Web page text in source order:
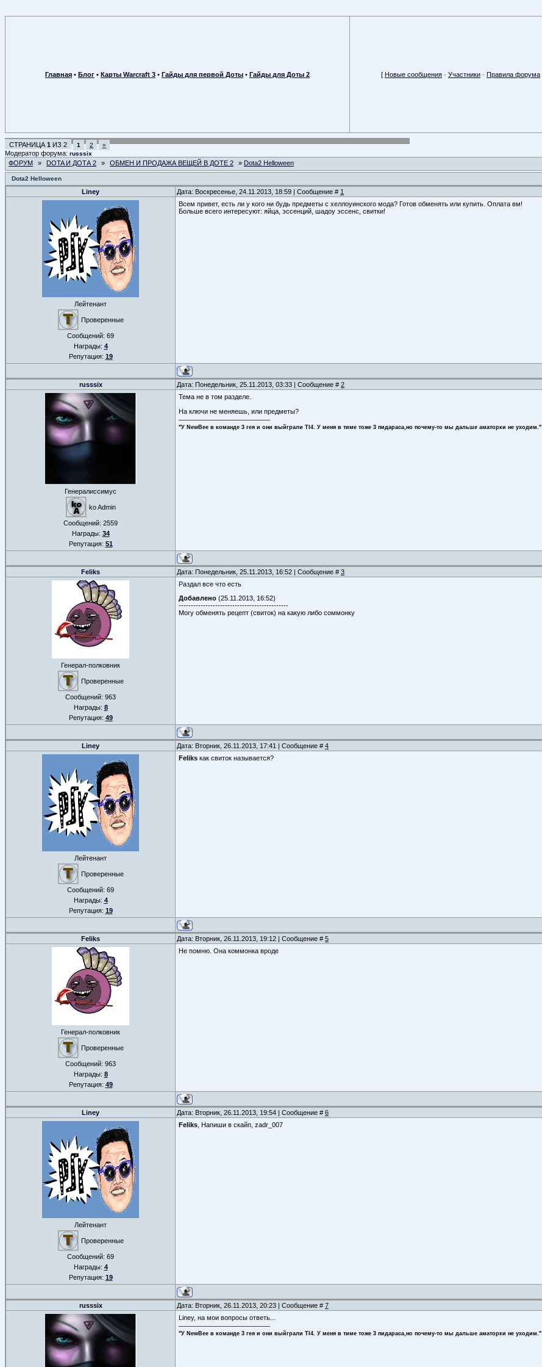
Главная • Блог • Карты Warcraft 3 • Гайды для первой Доты • Гайды для Доты 2 [ Новые сообщения · Участники · Правила форума
СТРАНИЦА 1 ИЗ 2 1 2 »
Модератор форума: russsix
ФОРУМ » DOTA И ДОТА 2 » ОБМЕН И ПРОДАЖА ВЕЩЕЙ В ДОТЕ 2 » Dota2 Helloween
Dota2 Helloween
Liney Дата: Воскресенье, 24.11.2013, 18:59 | Сообщение # 1
Лейтенант
Проверенные
Сообщений: 69
Награды: 4
Репутация: 19
Всем привет, есть ли у кого ни будь предметы с хеллоуинского мода? Готов обменять или купить. Оплата вм!
Больше всего интересуют: яйца, эссенций, шадоу эссенс, свитки!
russsix Дата: Понедельник, 25.11.2013, 03:33 | Сообщение # 2
Генералиссимус
ko Admin
Сообщений: 2559
Награды: 34
Репутация: 51
Тема не в том разделе.
На ключи не меняешь, или предметы?
"У NewBee в команде 3 гея и они выйграли TI4. У меня в тиме тоже 3 пидараса,но почему-то мы дальше аматорки не уходим."
Feliks Дата: Понедельник, 25.11.2013, 16:52 | Сообщение # 3
Генерал-полковник
Проверенные
Сообщений: 963
Награды: 8
Репутация: 49
Раздал все что есть
Добавлено (25.11.2013, 16:52)
---------------------------------------------
Могу обменять рецепт (свиток) на какую либо соммонку
Liney Дата: Вторник, 26.11.2013, 17:41 | Сообщение # 4
Лейтенант
Проверенные
Сообщений: 69
Награды: 4
Репутация: 19
Feliks как свиток называется?
Feliks Дата: Вторник, 26.11.2013, 19:12 | Сообщение # 5
Генерал-полковник
Проверенные
Сообщений: 963
Награды: 8
Репутация: 49
Не помню. Она коммонка вроде
Liney Дата: Вторник, 26.11.2013, 19:54 | Сообщение # 6
Лейтенант
Проверенные
Сообщений: 69
Награды: 4
Репутация: 19
Feliks , Напиши в скайп, zadr_007
russsix Дата: Вторник, 26.11.2013, 20:23 | Сообщение # 7
Liney, на мои вопросы ответь...
"У NewBee в команде 3 гея и они выйграли TI4. У меня в тиме тоже 3 пидараса,но почему-то мы дальше аматорки не уходим."